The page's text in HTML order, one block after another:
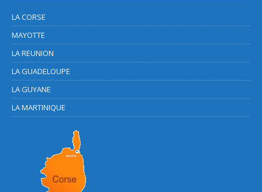
LA CORSE
MAYOTTE
LA REUNION
LA GUADELOUPE
LA GUYANE
LA MARTINIQUE